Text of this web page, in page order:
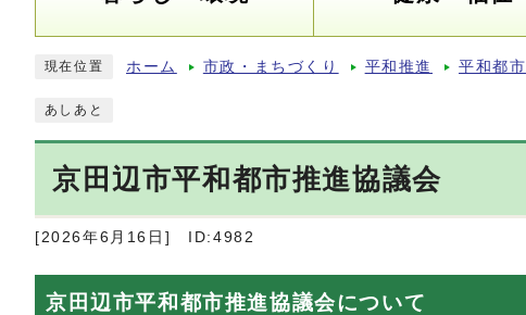
現在位置 ホーム 市政・まちづくり 平和推進 平和都市
あしあと
京田辺市平和都市推進協議会
[2026年6月16日] ID:4982
京田辺市平和都市推進協議会について